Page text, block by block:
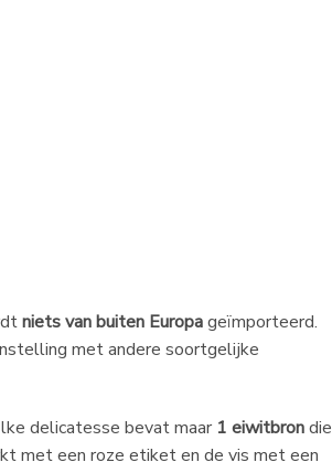
niets van buiten Europageïmporteerd.
met andere soortgelijke
delicatesse bevat maar 1 eiwitbrondie
met een roze etiket en de vis met een